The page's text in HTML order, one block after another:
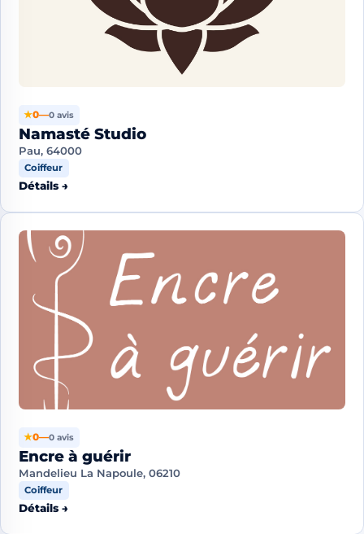
★0—0 avis
Namasté Studio
Pau, 64000
Coiffeur
Détails →
★0—0 avis
Encre à guérir
Mandelieu La Napoule, 06210
Coiffeur
Détails →